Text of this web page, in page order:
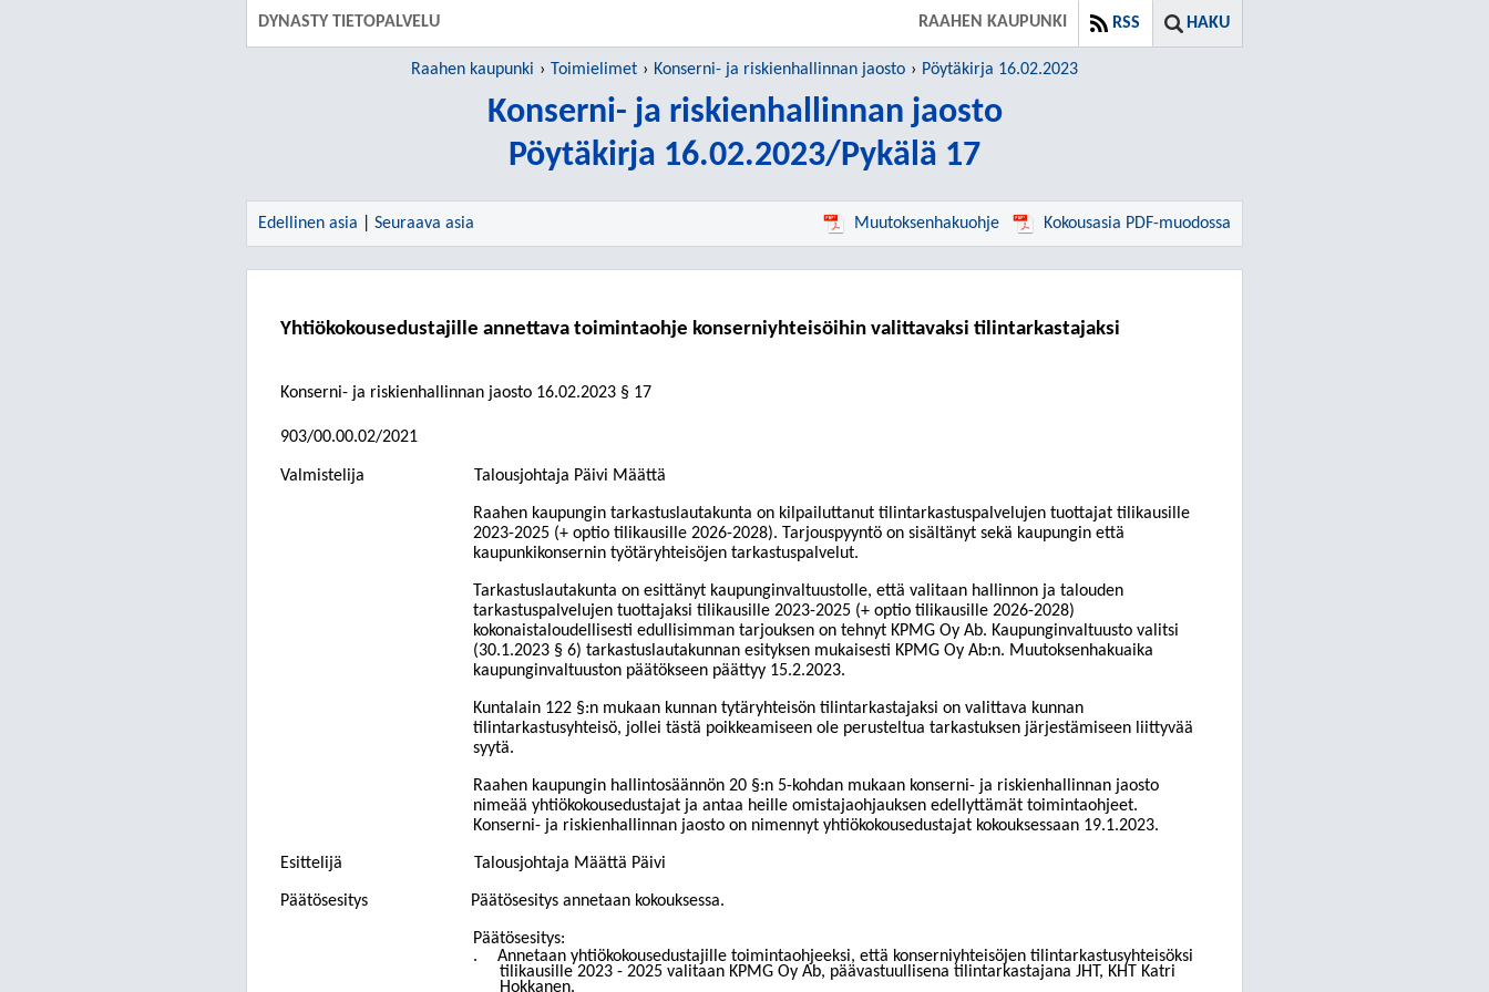
DYNASTY TIETOPALVELU HAKU
RSS
RAAHEN KAUPUNKI
Raahen kaupunki Toimielimet Konserni- ja riskienhallinnan jaosto Pöytäkirja 16.02.2023
Konserni- ja riskienhallinnan jaosto
Pöytäkirja 16.02.2023/Pykälä 17
Edellinen asia Seuraava asia Muutoksenhakuohje Kokousasia PDF-muodossa
Yhtiökokousedustajille annettava toimintaohje konserniyhteisöihin valittavaksi tilintarkastajaksi
Konserni- ja riskienhallinnan jaosto 16.02.2023 § 17
903/00.00.02/2021
Valmistelija Talousjohtaja Päivi Määttä
Raahen kaupungin tarkastuslautakunta on kilpailuttanut tilintarkastuspalvelujen tuottajat tilikausille
2023-2025 (+ optio tilikausille 2026-2028). Tarjouspyyntö on sisältänyt sekä kaupungin että
kaupunkikonsernin työtäryhteisöjen tarkastuspalvelut.
Tarkastuslautakunta on esittänyt kaupunginvaltuustolle, että valitaan hallinnon ja talouden
tarkastuspalvelujen tuottajaksi tilikausille 2023-2025 (+ optio tilikausille 2026-2028)
kokonaistaloudellisesti edullisimman tarjouksen on tehnyt KPMG Oy Ab. Kaupunginvaltuusto valitsi
(30.1.2023 § 6) tarkastuslautakunnan esityksen mukaisesti KPMG Oy Ab:n. Muutoksenhakuaika
kaupunginvaltuuston päätökseen päättyy 15.2.2023.
Kuntalain 122 §:n mukaan kunnan tytäryhteisön tilintarkastajaksi on valittava kunnan
tilintarkastusyhteisö, jollei tästä poikkeamiseen ole perusteltua tarkastuksen järjestämiseen liittyvää
syytä.
Raahen kaupungin hallintosäännön 20 §:n 5-kohdan mukaan konserni- ja riskienhallinnan jaosto
nimeää yhtiökokousedustajat ja antaa heille omistajaohjauksen edellyttämät toimintaohjeet.
Konserni- ja riskienhallinnan jaosto on nimennyt yhtiökokousedustajat kokouksessaan 19.1.2023.
Esittelijä Talousjohtaja Määttä Päivi
Päätösesitys Päätösesitys annetaan kokouksessa.
Päätösesitys:
.
Annetaan yhtiökokousedustajille toimintaohjeeksi, että konserniyhteisöjen tilintarkastusyhteisöksi
tilikausille 2023 - 2025 valitaan KPMG Oy Ab, päävastuullisena tilintarkastajana JHT, KHT Katri
Hokkanen.